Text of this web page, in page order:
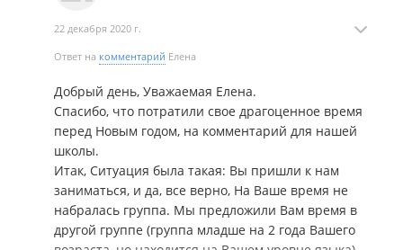
рекомендую обращаться в это странное заведение.
22 декабря 2020 г.
Ответ на комментарий Елена
Добрый день, Уважаемая Елена.
Спасибо, что потратили свое драгоценное время
перед Новым годом, на комментарий для нашей
школы.
Итак, Ситуация была такая: Вы пришли к нам
заниматься, и да, все верно, На Ваше время не
набралась группа. Мы предложили Вам время в
другой группе (группа младше на 2 года Вашего